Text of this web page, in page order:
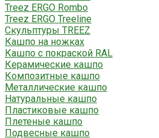
Treez ERGO Rombo
Treez ERGO Treeline
Скульптуры TREEZ
Кашпо на ножках
Кашпо с покраской RAL
Керамические кашпо
Композитные кашпо
Металлические кашпо
Натуральные кашпо
Пластиковые кашпо
Плетеные кашпо
Подвесные кашпо